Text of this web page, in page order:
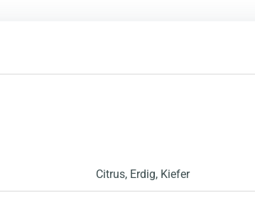
Citrus, Erdig, Kiefer